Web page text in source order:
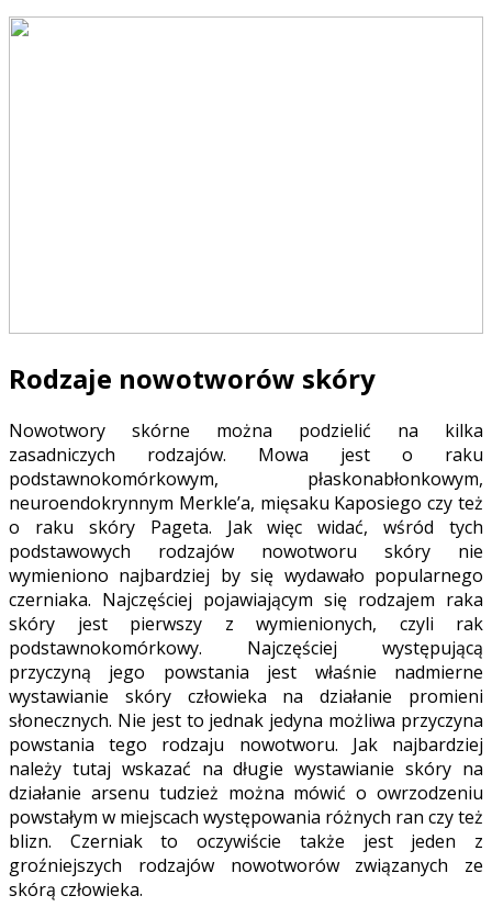
Rodzaje nowotworów skóry
Nowotwory skórne można podzielić na kilka
zasadniczych rodzajów. Mowa jest o raku
podstawnokomórkowym, płaskonabłonkowym,
neuroendokrynnym Merkle’a, mięsaku Kaposiego czy też
o raku skóry Pageta. Jak więc widać, wśród tych
podstawowych rodzajów nowotworu skóry nie
wymieniono najbardziej by się wydawało popularnego
czerniaka. Najczęściej pojawiającym się rodzajem raka
skóry jest pierwszy z wymienionych, czyli rak
podstawnokomórkowy. Najczęściej występującą
przyczyną jego powstania jest właśnie nadmierne
wystawianie skóry człowieka na działanie promieni
słonecznych. Nie jest to jednak jedyna możliwa przyczyna
powstania tego rodzaju nowotworu. Jak najbardziej
należy tutaj wskazać na długie wystawianie skóry na
działanie arsenu tudzież można mówić o owrzodzeniu
powstałym w miejscach występowania różnych ran czy też
blizn. Czerniak to oczywiście także jest jeden z
groźniejszych rodzajów nowotworów związanych ze
skórą człowieka.